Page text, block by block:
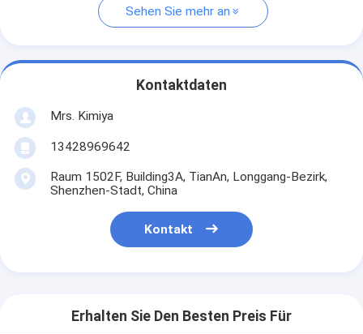
Sehen Sie mehr an
Kontaktdaten
Mrs. Kimiya
13428969642
Raum 1502F, Building3A, TianAn, Longgang-Bezirk,
Shenzhen-Stadt, China
Kontakt
Erhalten Sie Den Besten Preis Für